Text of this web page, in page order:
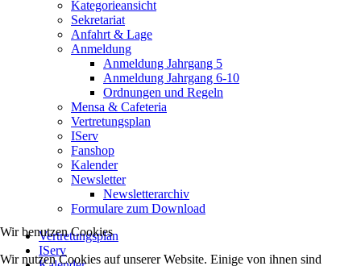
Kategorieansicht
Sekretariat
Anfahrt & Lage
Anmeldung
Anmeldung Jahrgang 5
Anmeldung Jahrgang 6-10
Ordnungen und Regeln
Mensa & Cafeteria
Vertretungsplan
IServ
Fanshop
Kalender
Newsletter
Newsletterarchiv
Formulare zum Download
Vertretungsplan
IServ
Wir benutzen Cookies
Wir nutzen Cookies auf unserer Website. Einige von ihnen sind